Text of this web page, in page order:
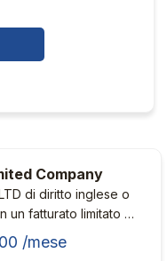
Company
di diritto inglese o
fatturato limitato ed
contabili l’anno con
/mese